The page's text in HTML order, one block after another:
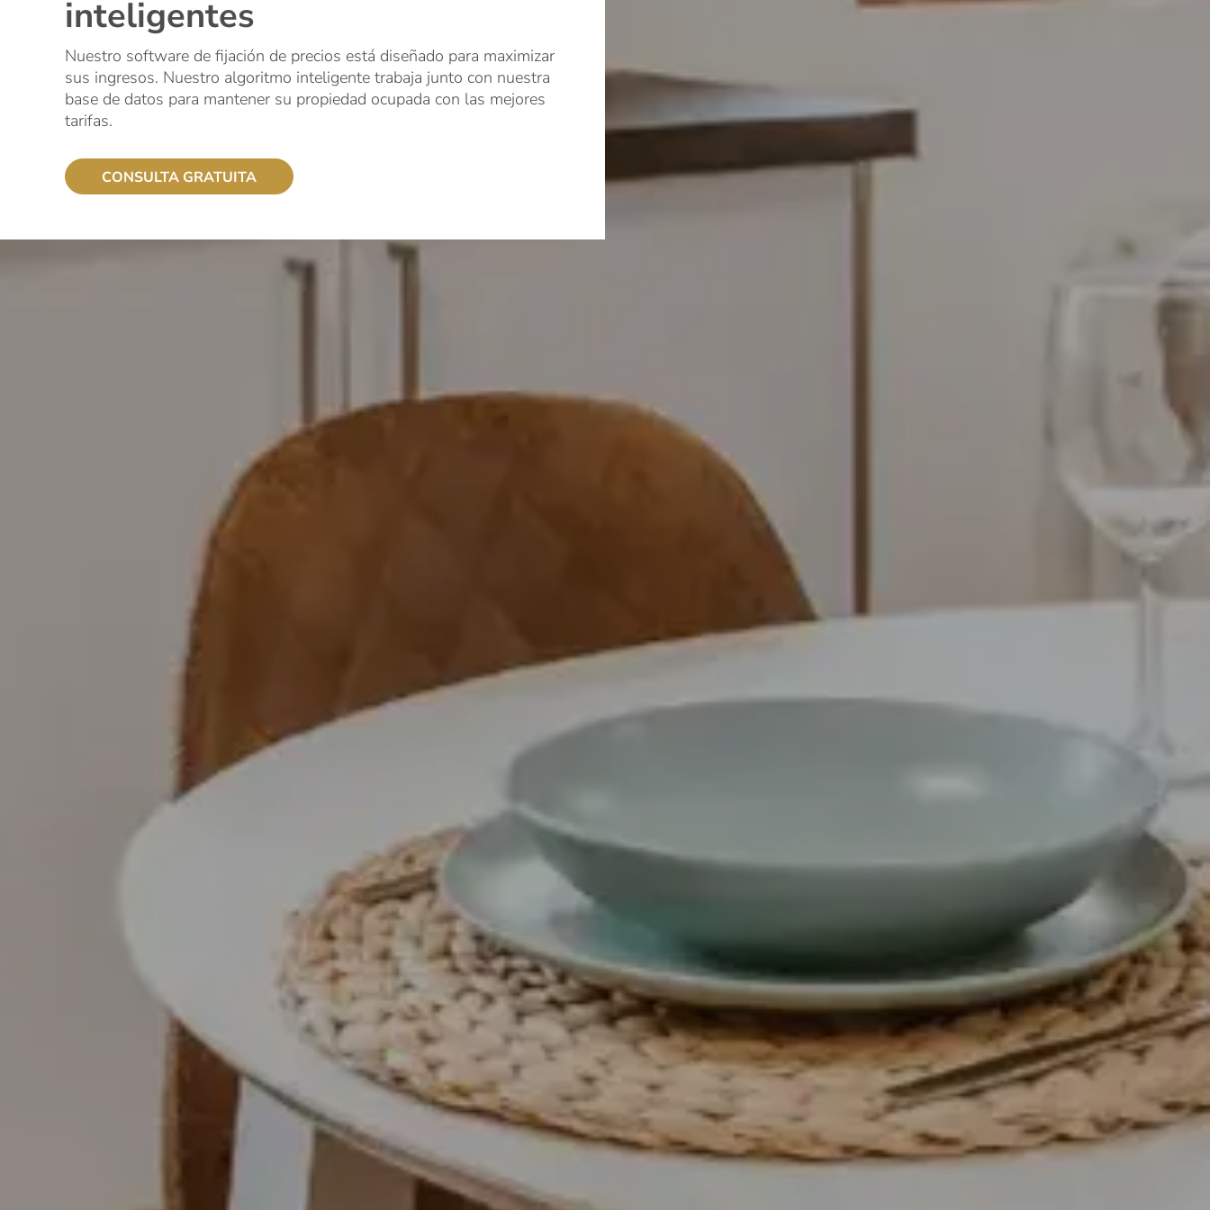
inteligentes
Nuestro software de fijación de precios está diseñado para maximizar
sus ingresos. Nuestro algoritmo inteligente trabaja junto con nuestra
base de datos para mantener su propiedad ocupada con las mejores
tarifas.
CONSULTA GRATUITA